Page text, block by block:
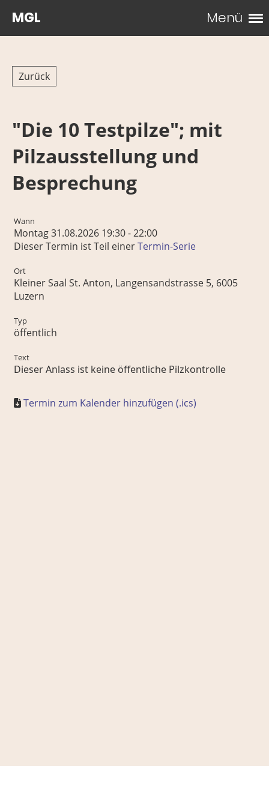
Menü
MGL
Zurück
"Die 10 Testpilze"; mit
Pilzausstellung und
Besprechung
Wann
Montag 31.08.2026 19:30 - 22:00
Dieser Termin ist Teil einerTermin-Serie
Ort
Kleiner Saal St. Anton, Langensandstrasse 5, 6005
Luzern
Typ
öffentlich
Text
Dieser Anlass ist keine öffentliche Pilzkontrolle
Termin zum Kalender hinzufügen (.ics)